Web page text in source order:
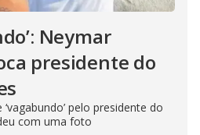
Neymar
presidente do
pelo presidente do
com uma foto